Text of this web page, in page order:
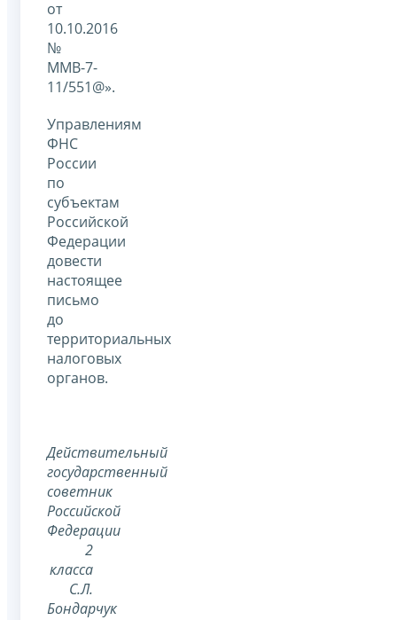
от
10.10.2016
№
ММВ-7-
11/551@».
Управлениям
ФНС
России
по
субъектам
Российской
Федерации
довести
настоящее
письмо
до
территориальных
налоговых
органов.
Действительный
государственный
советник
Российской
Федерации
2
класса
С.Л.
Бондарчук